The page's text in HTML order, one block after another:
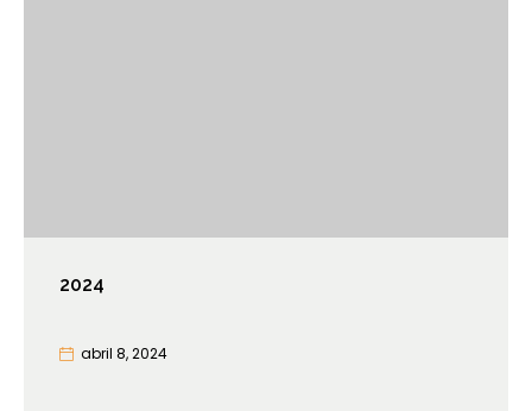
2024
abril 8, 2024